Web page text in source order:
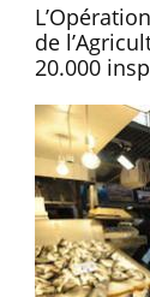
de
20.000